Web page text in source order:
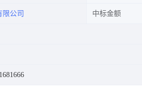
公司 中标金额